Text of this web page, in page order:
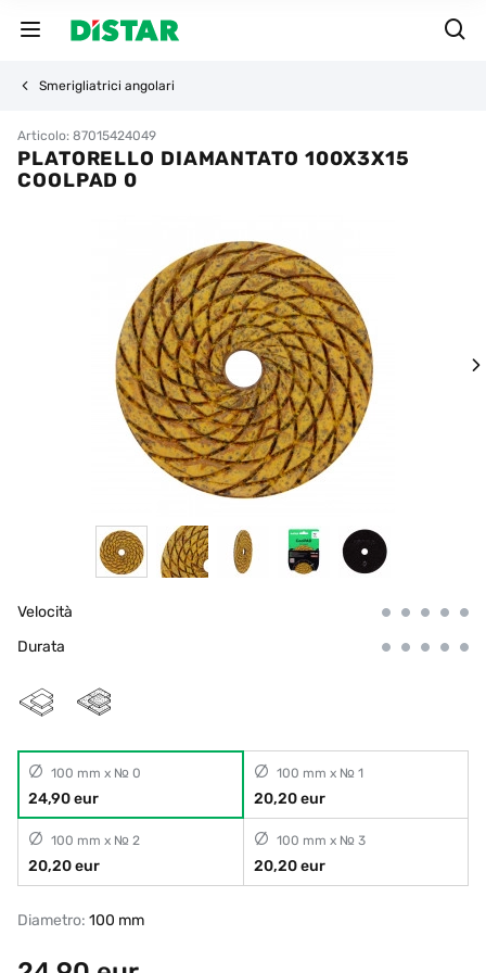
Smerigliatrici angolari
Articolo: 87015424049
PLATORELLO DIAMANTATO 100X3X15
COOLPAD 0
Velocità
Durata
100 mm x № 0
24,90 eur
100 mm x № 1
20,20 eur
100 mm x № 2
20,20 eur
100 mm x № 3
20,20 eur
Diametro: 100 mm